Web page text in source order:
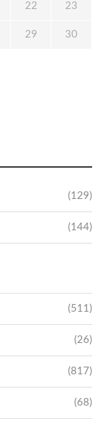
(129)
(144)
(511)
(26)
(817)
(68)
22 23
29 30